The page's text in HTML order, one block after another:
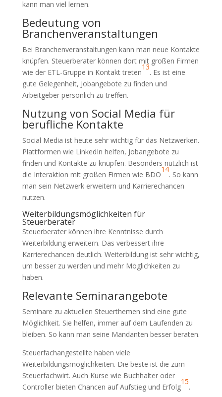
kann man viel lernen.
Bedeutung von
Branchenveranstaltungen
Bei Branchenveranstaltungen kann man neue Kontakte
knüpfen. Steuerberater können dort mit großen Firmen
wie der ETL-Gruppe in Kontakt treten
13
. Es ist eine
gute Gelegenheit, Jobangebote zu finden und
Arbeitgeber persönlich zu treffen.
Nutzung von Social Media für
berufliche Kontakte
Social Media ist heute sehr wichtig für das Netzwerken.
Plattformen wie LinkedIn helfen, Jobangebote zu
finden und Kontakte zu knüpfen. Besonders nützlich ist
die Interaktion mit großen Firmen wie BDO
14
. So kann
man sein Netzwerk erweitern und Karrierechancen
nutzen.
Weiterbildungsmöglichkeiten für
Steuerberater
Steuerberater können ihre Kenntnisse durch
Weiterbildung erweitern. Das verbessert ihre
Karrierechancen deutlich. Weiterbildung ist sehr wichtig,
um besser zu werden und mehr Möglichkeiten zu
haben.
Relevante Seminarangebote
Seminare zu aktuellen Steuerthemen sind eine gute
Möglichkeit. Sie helfen, immer auf dem Laufenden zu
bleiben. So kann man seine Mandanten besser beraten.
Steuerfachangestellte haben viele
Weiterbildungsmöglichkeiten. Die beste ist die zum
Steuerfachwirt. Auch Kurse wie Buchhalter oder
Controller bieten Chancen auf Aufstieg und Erfolg
15
.